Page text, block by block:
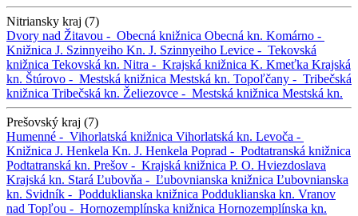
Nitriansky kraj (7)
Dvory nad Žitavou - Obecná knižnica Obecná kn. Komárno -
Knižnica J. Szinnyeiho Kn. J. Szinnyeiho Levice - Tekovská
knižnica Tekovská kn. Nitra - Krajská knižnica K. Kmeťka Krajská
kn. Štúrovo - Mestská knižnica Mestská kn. Topoľčany - Tribečská
knižnica Tribečská kn. Želiezovce - Mestská knižnica Mestská kn.
Prešovský kraj (7)
Humenné - Vihorlatská knižnica Vihorlatská kn. Levoča -
Knižnica J. Henkela Kn. J. Henkela Poprad - Podtatranská knižnica
Podtatranská kn. Prešov - Krajská knižnica P. O. Hviezdoslava
Krajská kn. Stará Ľubovňa - Ľubovnianska knižnica Ľubovnianska
kn. Svidník - Podduklianska knižnica Podduklianska kn. Vranov
nad Topľou - Hornozemplínska knižnica Hornozemplínska kn.